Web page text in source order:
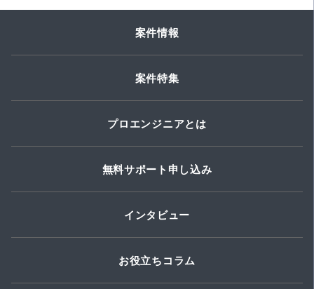
案件情報
案件特集
プロエンジニアとは
無料サポート申し込み
インタビュー
お役立ちコラム